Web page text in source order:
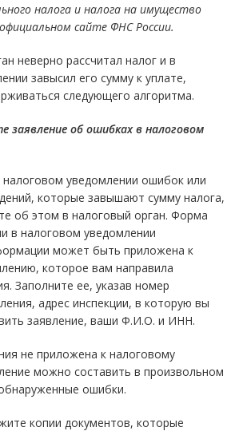
налога и налога на имущество
сайте ФНС России.
неверно рассчитал налог и в
завысил его сумму к уплате,
следующего алгоритма.
заявление об ошибках в налоговом
уведомлении ошибок или
которые завышают сумму налога,
об этом в налоговый орган. Форма
в налоговом уведомлении
может быть приложена к
которое вам направила
Заполните ее, указав номер
адрес инспекции, в которую вы
заявление, ваши Ф.И.О. и ИНН.
не приложена к налоговому
можно составить в произвольном
ошибки.
копии документов, которые